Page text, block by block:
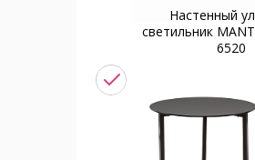
Настенный
светильник
6520